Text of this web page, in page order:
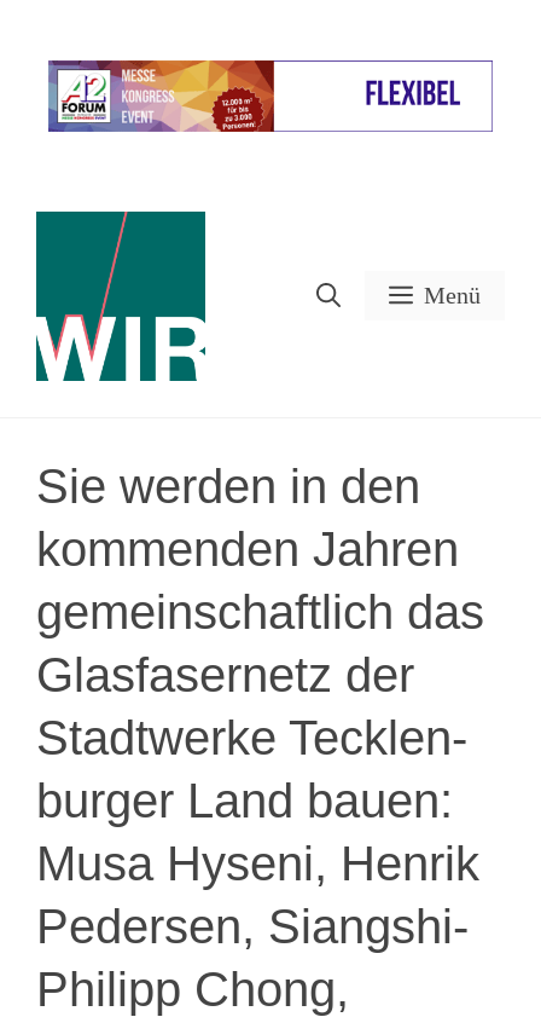
springen
Menü
Sie werden in den
kommenden Jahren
gemeinschaftlich das
Glasfasernetz der
Stadtwerke Tecklen-
burger Land bauen:
Musa Hyseni, Henrik
Pedersen, Siangshi-
Philipp Chong,